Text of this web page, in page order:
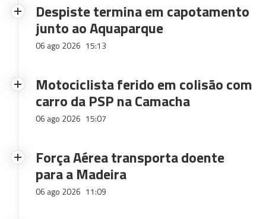
Despiste termina em capotamento
junto ao Aquaparque
06 ago 2026 15:13
Motociclista ferido em colisão com
carro da PSP na Camacha
06 ago 2026 15:07
Força Aérea transporta doente
para a Madeira
06 ago 2026 11:09